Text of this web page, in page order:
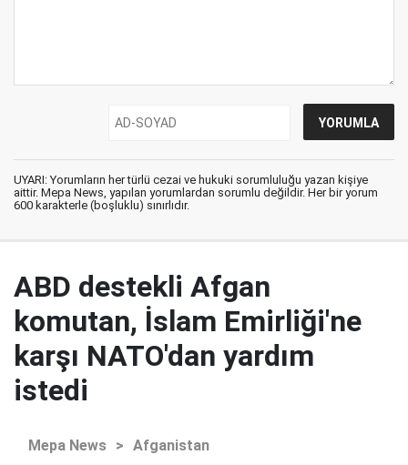
UYARI: Yorumların her türlü cezai ve hukuki sorumluluğu yazan kişiye
aittir. Mepa News, yapılan yorumlardan sorumlu değildir. Her bir yorum
600 karakterle (boşluklu) sınırlıdır.
ABD destekli Afgan
komutan, İslam Emirliği'ne
karşı NATO'dan yardım
istedi
Mepa News > Afganistan